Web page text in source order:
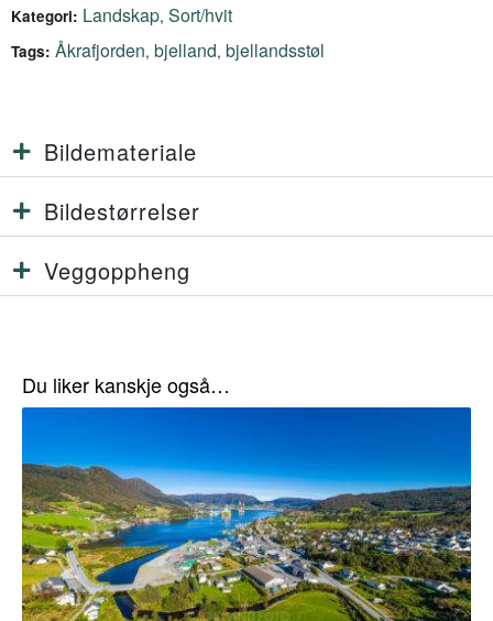
Kategori: Landskap, Sort/hvit
Tags: Åkrafjorden, bjelland, bjellandsstøl
Bildemateriale
Bildestørrelser
Veggoppheng
Du liker kanskje også…